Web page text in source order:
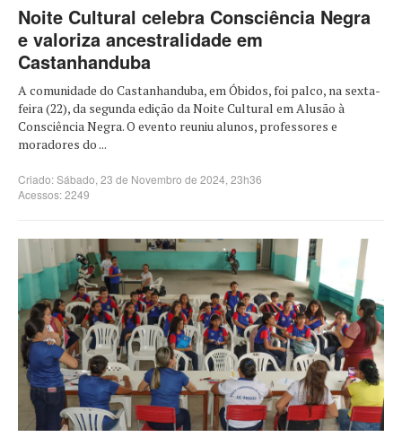
Noite Cultural celebra Consciência Negra
e valoriza ancestralidade em
Castanhanduba
A comunidade do Castanhanduba, em Óbidos, foi palco, na sexta-
feira (22), da segunda edição da Noite Cultural em Alusão à
Consciência Negra. O evento reuniu alunos, professores e
moradores do ...
Criado: Sábado, 23 de Novembro de 2024, 23h36
Acessos: 2249